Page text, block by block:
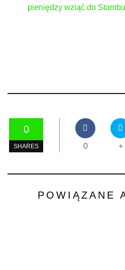
pieniędzy wziąć do
0
SHARES 0 +
POWIĄZANE